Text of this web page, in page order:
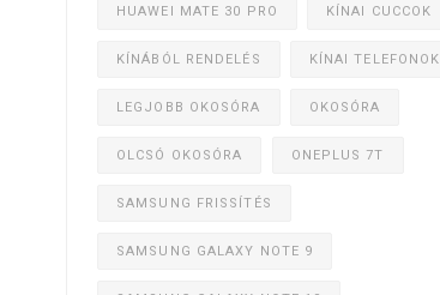
HUAWEI MATE 30 PRO KÍNAI CUCCOK
KÍNÁBÓL RENDELÉS KÍNAI TELEFONOK
LEGJOBB OKOSÓRA OKOSÓRA
OLCSÓ OKOSÓRA ONEPLUS 7T
SAMSUNG FRISSÍTÉS
SAMSUNG GALAXY NOTE 9